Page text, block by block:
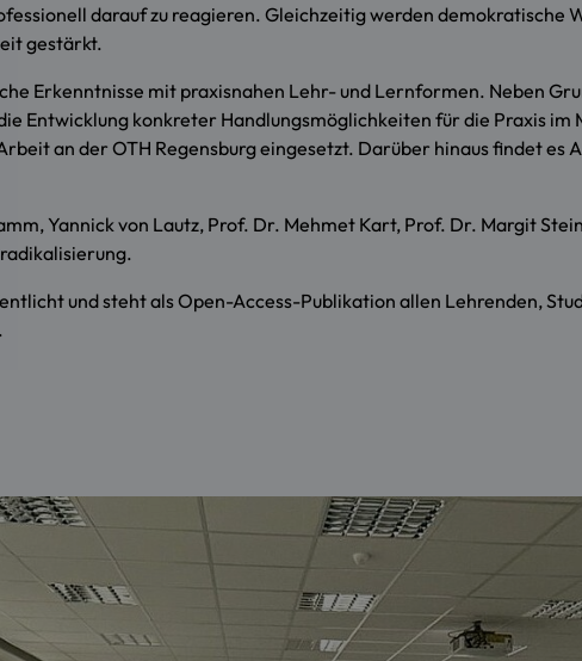
darauf zu reagieren. Gleichzeitig werden
gestärkt.
Erkenntnisse mit praxisnahen Lehr- und Lernformen. Neben
Entwicklung konkreter Handlungsmöglichkeiten für die Praxis
an der OTH Regensburg eingesetzt. Darüber hinaus findet es
Yannick von Lautz, Prof. Dr. Mehmet Kart, Prof. Dr. Margit
und steht als Open-Access-Publikation allen Lehrenden,